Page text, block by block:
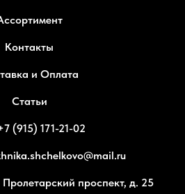
Контакты
и Оплата
Статьи
(915) 171-21-02
проспект, д. 25